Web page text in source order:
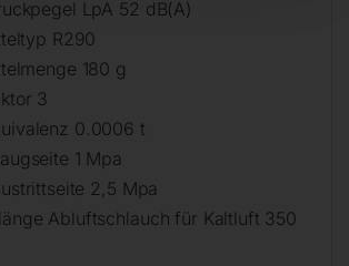
LpA 52 dB(A)
R290
180 g
3
0.0006 t
1 Mpa
2,5 Mpa
Abluftschlauch für Kaltluft 350